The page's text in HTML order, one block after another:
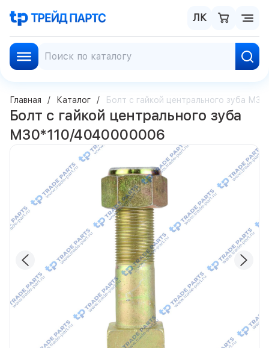
ЛК
Главная Каталог Болт с гайкой центрального зуба
Болт с гайкой центрального зуба
М30*110/4040000006